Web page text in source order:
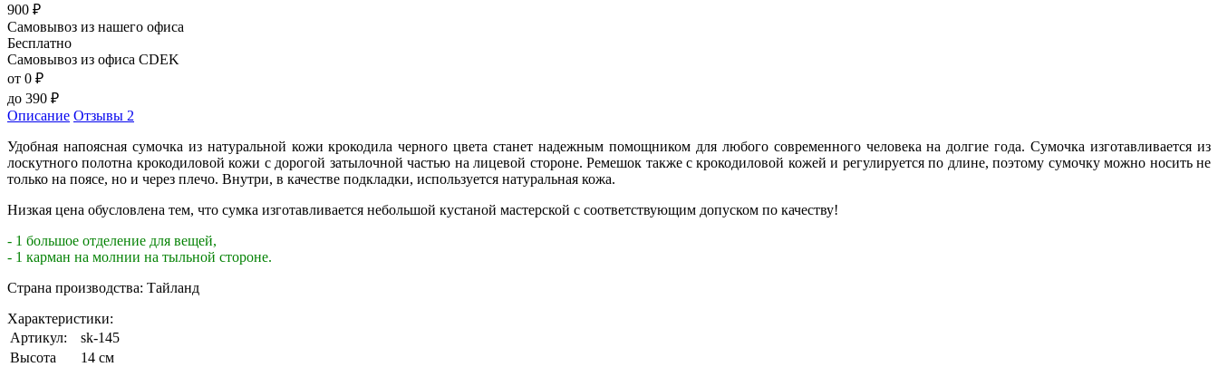
900 ₽
Самовывоз из нашего офиса
Бесплатно
Самовывоз из офиса CDEK
от 0 ₽
до 390 ₽
Описание Отзывы 2
Удобная напоясная сумочка из натуральной кожи крокодила черного цвета станет надежным помощником для любого современного человека на долгие года. Сумочка изготавливается из
лоскутного полотна крокодиловой кожи с дорогой затылочной частью на лицевой стороне. Ремешок также с крокодиловой кожей и регулируется по длине, поэтому сумочку можно носить не
только на поясе, но и через плечо. Внутри, в качестве подкладки, используется натуральная кожа.
Низкая цена обусловлена тем, что сумка изготавливается небольшой кустаной мастерской с соответствующим допуском по качеству!
- 1 большое отделение для вещей,
- 1 карман на молнии на тыльной стороне.
Страна производства: Тайланд
Характеристики:
Артикул:
sk-145
Высота
14 см